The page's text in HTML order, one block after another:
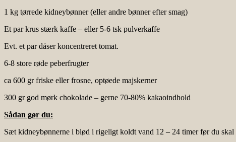
1 kg tørrede kidneybønner (eller andre bønner efter smag)
Et par krus stærk kaffe – eller 5-6 tsk pulverkaffe
Evt. et par dåser koncentreret tomat.
6-8 store røde peberfrugter
ca 600 gr friske eller frosne, optøede majskerner
300 gr god mørk chokolade – gerne 70-80% kakaoindhold
Sådan gør du:
Sæt kidneybønnerne i blød i rigeligt koldt vand 12 – 24 timer før du